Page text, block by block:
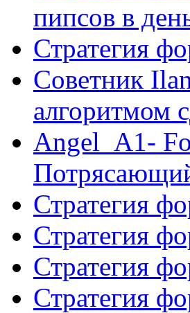
пипсов в
Стратегия
Советник
алгоритмом
Angel_A1-
Стратегия
Стратегия
Стратегия
Стратегия